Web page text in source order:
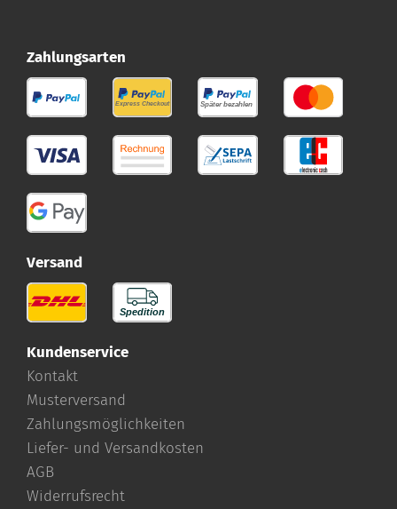
Zahlungsarten
Versand
Kundenservice
Kontakt
Musterversand
Zahlungsmöglichkeiten
Liefer- und Versandkosten
AGB
Widerrufsrecht